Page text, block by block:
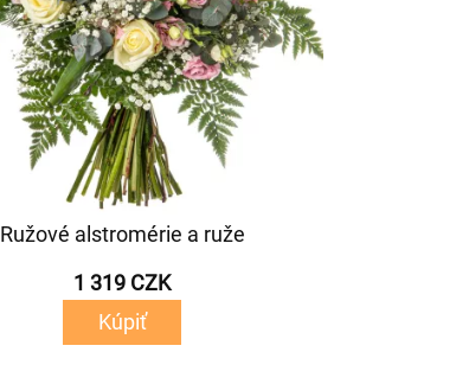
Ružové alstromérie a ruže
1 319 CZK
Kúpiť